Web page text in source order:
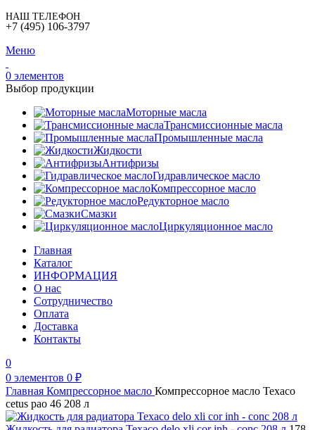
НАШ ТЕЛЕФОН
+7 (495) 106-3797
Меню
0 элементов
Выбор продукции
Моторные масла
Трансмиссионные масла
Промышленные масла
Жидкости
Антифризы
Гидравлическое масло
Компрессорное масло
Редукторное масло
Смазки
Циркуляционное масло
Главная
Каталог
ИНФОРМАЦИЯ
О нас
Сотрудничество
Оплата
Доставка
Контакты
0
0 элементов 0 ₽
Главная Компрессорное масло Компрессорное масло Texaco
cetus pao 46 208 л